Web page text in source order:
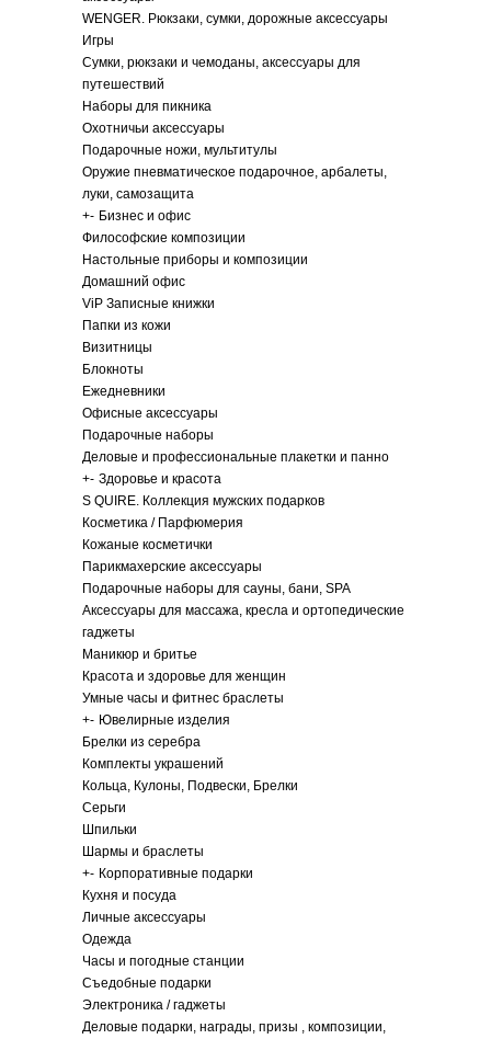
WENGER. Рюкзаки, сумки, дорожные аксессуары
Игры
Сумки, рюкзаки и чемоданы, аксессуары для
путешествий
Наборы для пикника
Охотничьи аксессуары
Подарочные ножи, мультитулы
Оружие пневматическое подарочное, арбалеты,
луки, самозащита
+- Бизнес и офис
Философские композиции
Настольные приборы и композиции
Домашний офис
ViP Записные книжки
Папки из кожи
Визитницы
Блокноты
Ежедневники
Офисные аксессуары
Подарочные наборы
Деловые и профессиональные плакетки и панно
+- Здоровье и красота
S QUIRE. Коллекция мужских подарков
Косметика / Парфюмерия
Кожаные косметички
Парикмахерские аксессуары
Подарочные наборы для сауны, бани, SPA
Аксессуары для массажа, кресла и ортопедические
гаджеты
Маникюр и бритье
Красота и здоровье для женщин
Умные часы и фитнес браслеты
+- Ювелирные изделия
Брелки из серебра
Комплекты украшений
Кольца, Кулоны, Подвески, Брелки
Серьги
Шпильки
Шармы и браслеты
+- Корпоративные подарки
Кухня и посуда
Личные аксессуары
Одежда
Часы и погодные станции
Съедобные подарки
Электроника / гаджеты
Деловые подарки, награды, призы , композиции,